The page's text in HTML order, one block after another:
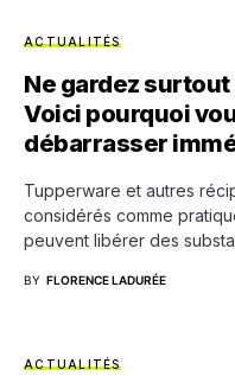
ACTUALITÉS
Ne gardez
Voici pourquoi
débarrasser
Tupperware et autres
considérés comme
peuvent libérer des
BY FLORENCE LADURÉE
ACTUALITÉS